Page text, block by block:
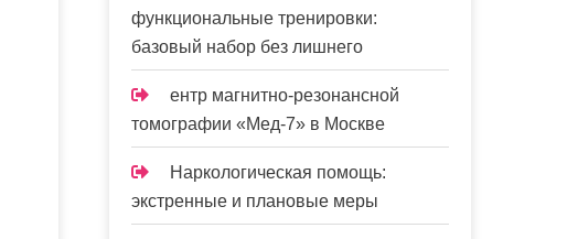
функциональные тренировки:
базовый набор без лишнего
ентр магнитно-резонансной
томографии «Мед-7» в Москве
Наркологическая помощь:
экстренные и плановые меры